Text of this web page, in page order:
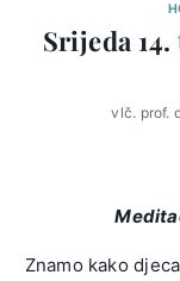
Srijeda
vlč. prof.
Znamo kako